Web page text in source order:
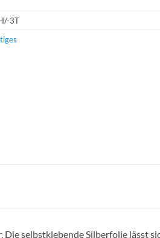
3T
selbstklebende Silberfolie lässt